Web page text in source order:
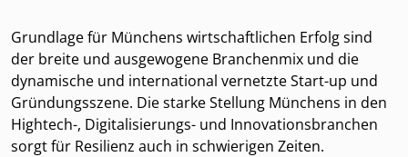
Grundlage für Münchens wirtschaftlichen Erfolg sind
der breite und ausgewogene Branchenmix und die
dynamische und international vernetzte Start-up und
Gründungsszene. Die starke Stellung Münchens in den
Hightech-, Digita­lisierungs- und Innovationsbranchen
sorgt für Resilienz auch in schwierigen Zeiten.